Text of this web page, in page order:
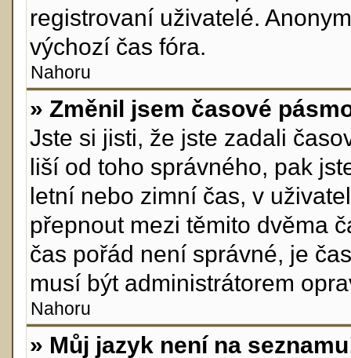
registrovaní uživatelé.
výchozí čas fóra.
Nahoru
» Změnil jsem časové
Jste si jisti, že jste zadali
liší od toho správného, pak
letní nebo zimní čas, v
přepnout mezi těmito dvěma
čas pořád není správné, je
musí být administrátorem
Nahoru
» Můj jazyk není na